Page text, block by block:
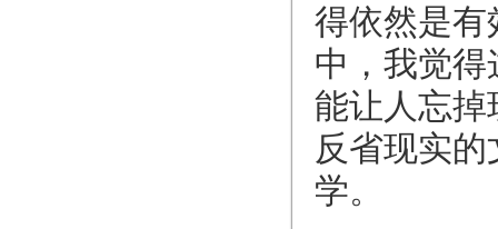
得依然是有
中，我觉
能让人忘掉
反省现实
学。